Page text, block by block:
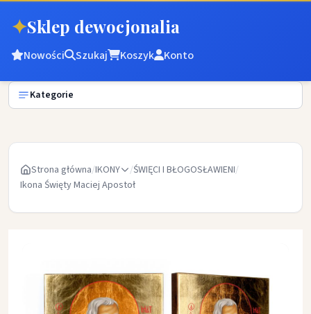
✦Sklep dewocjonalia
Nowości Szukaj Koszyk Konto
Kategorie
Strona główna/IKONY /ŚWIĘCI I BŁOGOSŁAWIENI/
Ikona Święty Maciej Apostoł